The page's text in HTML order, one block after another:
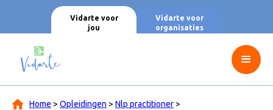
Vidarte voor
jou
Vidarte voor
organisaties
Home > Opleidingen > Nlp practitioner>